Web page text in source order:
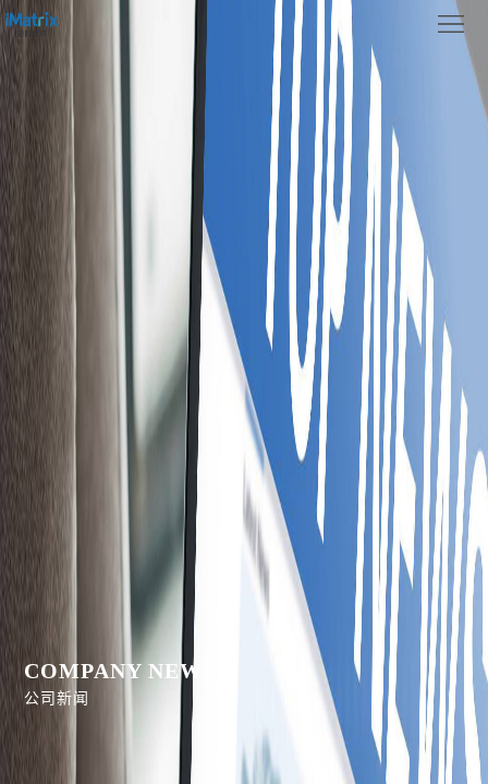
首
页
关
于
我
们
新
闻
中
心
产
品
功
能
案
例
展
示
联
系
我
们
COMPANY NEWS
公司新闻